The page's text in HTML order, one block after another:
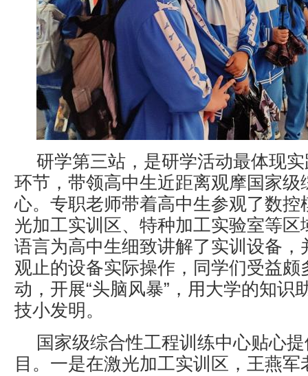
研学第三站，是研学活动最体现
环节，带领高中生近距离观摩国家级
心。专职老师带着高中生参观了数控
光加工实训区、特种加工实验室等区
语言为高中生细致讲解了实训设备，
观止的设备实际操作，同学们受益颇
动，开展“头脑风暴”，用大学的知识
技小发明。
国家级综合性工程训练中心贴心
目。一是在激光加工实训区，王燕